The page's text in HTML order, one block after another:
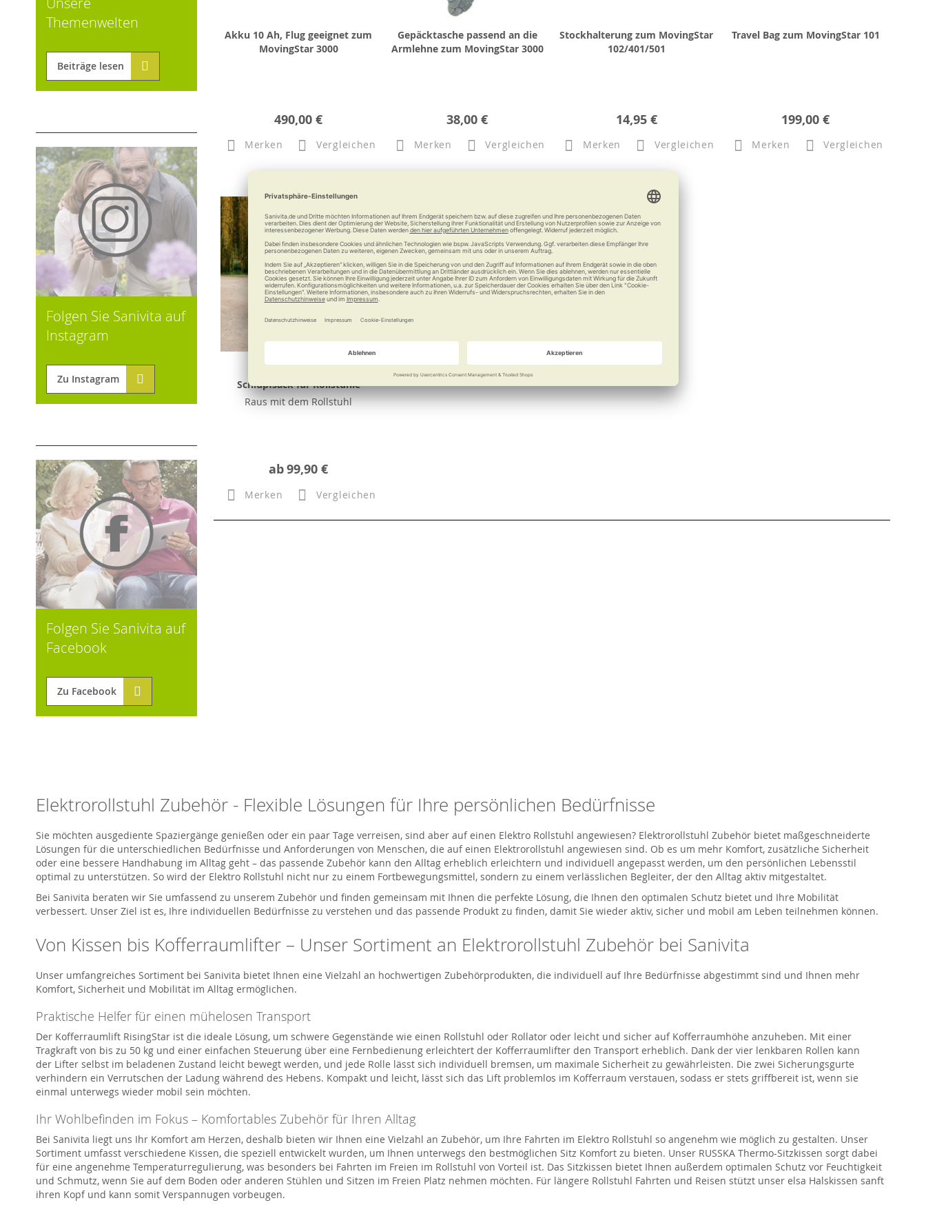
Akku 10 Ah, Flug geeignet zum
MovingStar 3000
490,00 €
Merken Vergleichen
Gepäcktasche passend an die
Armlehne zum MovingStar 3000
38,00 €
Merken Vergleichen
Stockhalterung zum MovingStar
102/401/501
14,95 €
Merken Vergleichen
Travel Bag zum MovingStar 101
199,00 €
Merken Vergleichen
Schlupfsack für Rollstühle
Raus mit dem Rollstuhl
ab99,90 €
Merken Vergleichen
Themenwelten
Beiträge lesen
Folgen Sie Sanivita auf
Instagram
Zu Instagram
Folgen Sie Sanivita auf
Facebook
Zu Facebook
Elektrorollstuhl Zubehör - Flexible Lösungen für Ihre persönlichen Bedürfnisse
Sie möchten ausgediente Spaziergänge genießen oder ein paar Tage verreisen, sind aber auf einen Elektro Rollstuhl angewiesen? Elektrorollstuhl Zubehör bietet maßgeschneiderte
Lösungen für die unterschiedlichen Bedürfnisse und Anforderungen von Menschen, die auf einen Elektrorollstuhl angewiesen sind. Ob es um mehr Komfort, zusätzliche Sicherheit
oder eine bessere Handhabung im Alltag geht – das passende Zubehör kann den Alltag erheblich erleichtern und individuell angepasst werden, um den persönlichen Lebensstil
optimal zu unterstützen. So wird der Elektro Rollstuhl nicht nur zu einem Fortbewegungsmittel, sondern zu einem verlässlichen Begleiter, der den Alltag aktiv mitgestaltet.
Bei Sanivita beraten wir Sie umfassend zu unserem Zubehör und finden gemeinsam mit Ihnen die perfekte Lösung, die Ihnen den optimalen Schutz bietet und Ihre Mobilität
verbessert. Unser Ziel ist es, Ihre individuellen Bedürfnisse zu verstehen und das passende Produkt zu finden, damit Sie wieder aktiv, sicher und mobil am Leben teilnehmen können.
Von Kissen bis Kofferraumlifter – Unser Sortiment an Elektrorollstuhl Zubehör bei Sanivita
Unser umfangreiches Sortiment bei Sanivita bietet Ihnen eine Vielzahl an hochwertigen Zubehörprodukten, die individuell auf Ihre Bedürfnisse abgestimmt sind und Ihnen mehr
Komfort, Sicherheit und Mobilität im Alltag ermöglichen.
Praktische Helfer für einen mühelosen Transport
Der Kofferraumlift RisingStar ist die ideale Lösung, um schwere Gegenstände wie einen Rollstuhl oder Rollator oder leicht und sicher auf Kofferraumhöhe anzuheben. Mit einer
Tragkraft von bis zu 50 kg und einer einfachen Steuerung über eine Fernbedienung erleichtert der Kofferraumlifter den Transport erheblich. Dank der vier lenkbaren Rollen kann
der Lifter selbst im beladenen Zustand leicht bewegt werden, und jede Rolle lässt sich individuell bremsen, um maximale Sicherheit zu gewährleisten. Die zwei Sicherungsgurte
verhindern ein Verrutschen der Ladung während des Hebens. Kompakt und leicht, lässt sich das Lift problemlos im Kofferraum verstauen, sodass er stets griffbereit ist, wenn sie
einmal unterwegs wieder mobil sein möchten.
Ihr Wohlbefinden im Fokus – Komfortables Zubehör für Ihren Alltag
Bei Sanivita liegt uns Ihr Komfort am Herzen, deshalb bieten wir Ihnen eine Vielzahl an Zubehör, um Ihre Fahrten im Elektro Rollstuhl so angenehm wie möglich zu gestalten. Unser
Sortiment umfasst verschiedene Kissen, die speziell entwickelt wurden, um Ihnen unterwegs den bestmöglichen Sitz Komfort zu bieten. Unser RUSSKA Thermo-Sitzkissen sorgt dabei
für eine angenehme Temperaturregulierung, was besonders bei Fahrten im Freien im Rollstuhl von Vorteil ist. Das Sitzkissen bietet Ihnen außerdem optimalen Schutz vor Feuchtigkeit
und Schmutz, wenn Sie auf dem Boden oder anderen Stühlen und Sitzen im Freien Platz nehmen möchten. Für längere Rollstuhl Fahrten und Reisen stützt unser elsa Halskissen sanft
ihren Kopf und kann somit Verspannugen vorbeugen.